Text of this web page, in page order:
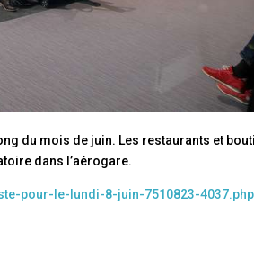
du mois de juin. Les restaurants et
dans l’aérogare.
pour-le-lundi-8-juin-7510823-4037.php